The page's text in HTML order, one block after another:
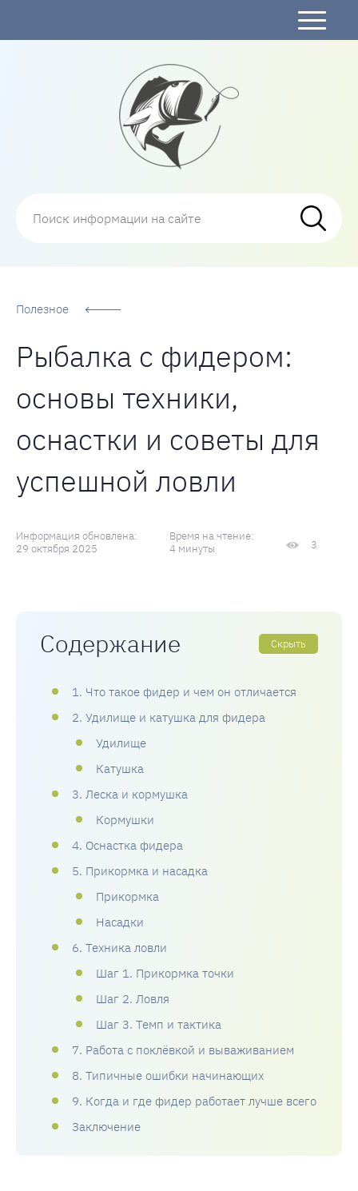
Полезное
Рыбалка с фидером:
основы техники,
оснастки и советы для
успешной ловли
Информация обновлена:
29 октября 2025
Время на чтение:
4 минуты
3
Содержание Скрыть
1. Что такое фидер и чем он отличается
2. Удилище и катушка для фидера
Удилище
Катушка
3. Леска и кормушка
Кормушки
4. Оснастка фидера
5. Прикормка и насадка
Прикормка
Насадки
6. Техника ловли
Шаг 1. Прикормка точки
Шаг 2. Ловля
Шаг 3. Темп и тактика
7. Работа с поклёвкой и вываживанием
8. Типичные ошибки начинающих
9. Когда и где фидер работает лучше всего
Заключение